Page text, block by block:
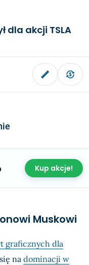
dla akcji TSLA
Kup akcje!
Muskowi
graficznych dla
na dominacji w